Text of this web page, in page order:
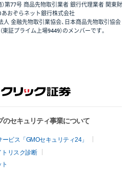
第77号 商品先物取引業者 銀行代理業者 関東財
あおぞらネット銀行株式会社
人 金融先物取引業協会、日本商品先物取引協会
証プライム上場9449）のメンバーです。
セキュリティ事業について
ビス「GMOセキュリティ24」
トリスク診断